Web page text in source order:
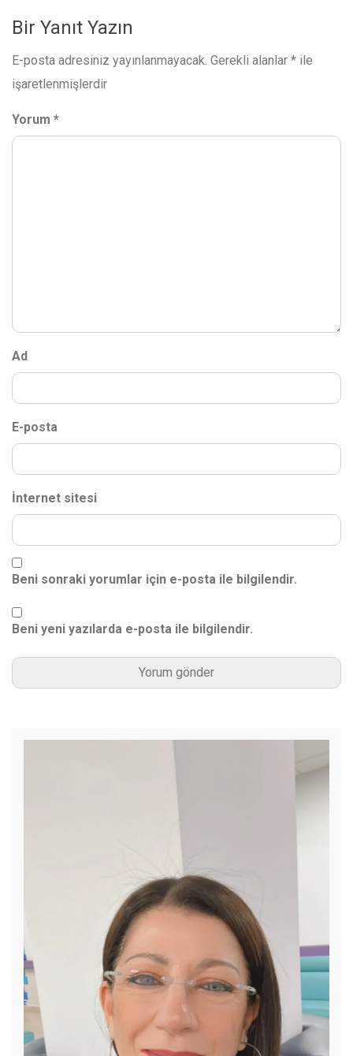
Bir Yanıt Yazın
E-posta adresiniz yayınlanmayacak. Gerekli alanlar * ile
işaretlenmişlerdir
Yorum *
Ad
E-posta
İnternet sitesi
Beni sonraki yorumlar için e-posta ile bilgilendir.
Beni yeni yazılarda e-posta ile bilgilendir.